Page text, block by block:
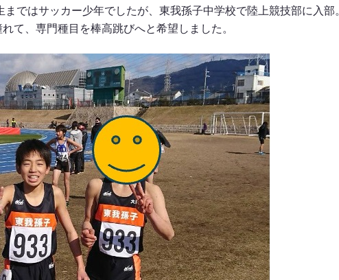
ではサッカー少年でしたが、東我孫子中学校で陸上競技部に入部
て、専門種目を棒高跳びへと希望しました。